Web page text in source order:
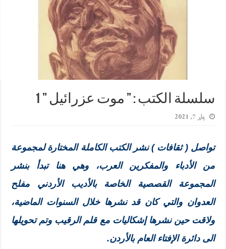
سلسلة الكتب : ” موت عزرائيل ” 1
يناير 7, 2021
تواصل ( ثقافات ) نشر الكتب الكاملة المختارة لمجموعة
من الأدباء والمفكرين العرب، وهي هنا تبدأ بنشر
المجموعة القصصية الخاصة بالأديب الأردني مفلح
العدوان والتي كان قد نشرها خلال السنوات الماضية،
ولاقت حين نشرها إشكاليات مع قلم الرقيب وتم تحويلها
الى دائرة الإفتاء العام بالأردن.